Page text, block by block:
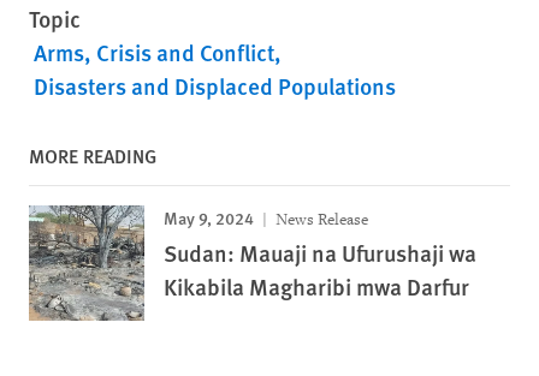
Topic
Arms Crisis and Conflict
Disasters and Displaced Populations
MORE READING
May 9, 2024 News Release
Sudan: Mauaji na Ufurushaji wa
Kikabila Magharibi mwa Darfur